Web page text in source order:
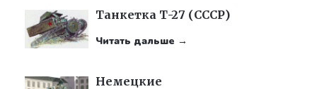
Танкетка Т-27 (СССР)
Читать дальше →
Немецкие